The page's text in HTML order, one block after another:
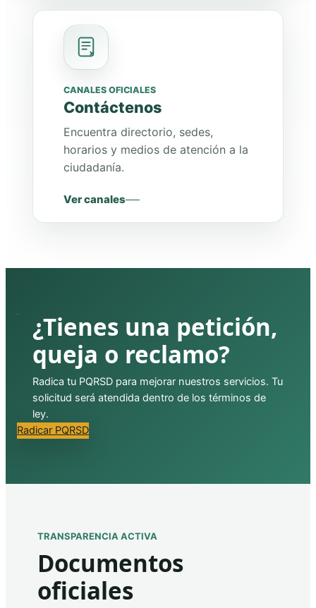
CANALES OFICIALES
Contáctenos
Encuentra directorio, sedes,
horarios y medios de atención a la
ciudadanía.
Ver canales
¿Tienes una petición,
queja o reclamo?
Radica tu PQRSD para mejorar nuestros servicios. Tu
solicitud será atendida dentro de los términos de
ley.
Radicar PQRSD
TRANSPARENCIA ACTIVA
Documentos
oficiales